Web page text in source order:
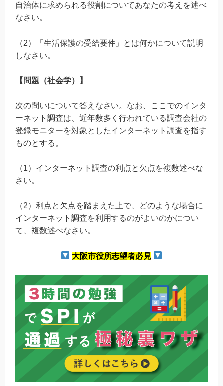
自治体に求められる役割についてあなたの考えを述べ
なさい。
（2）「生活保護の受給要件」とは何かについて説明
しなさい。
【問題（社会学）】
次の問いについて答えなさい。なお、ここでのインタ
ーネット調査は、近年数多く行われている調査会社の
登録モニターを対象としたインターネット調査を指す
ものとする。
（1）インターネット調査の利点と欠点を複数述べな
さい。
（2）利点と欠点を踏まえた上で、どのような場合に
インターネット調査を利用するのがよいのかについ
て、複数述べなさい。
大阪市役所志望者必見